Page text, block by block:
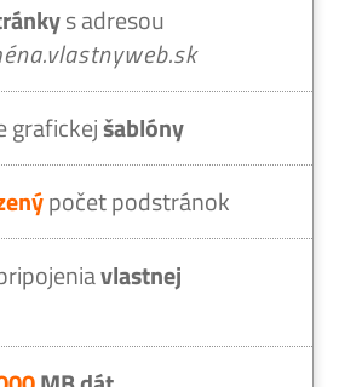
s adresou
grafickejšablóny
počet podstránok
vlastnej